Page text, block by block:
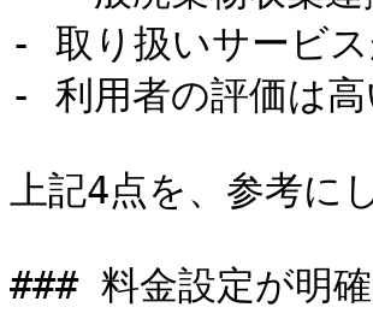
- 取り扱いサービ
- 利用者の評価は高
上記4点を、参考に
### 料金設定が明